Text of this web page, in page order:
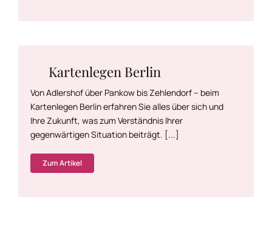
Kartenlegen Berlin
Von Adlershof über Pankow bis Zehlendorf – beim
Kartenlegen Berlin erfahren Sie alles über sich und
Ihre Zukunft, was zum Verständnis Ihrer
gegenwärtigen Situation beiträgt. [...]
Zum Artikel